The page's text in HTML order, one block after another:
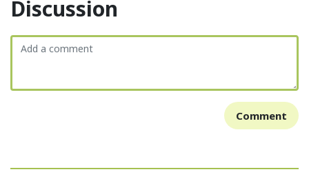
Discussion
Comment